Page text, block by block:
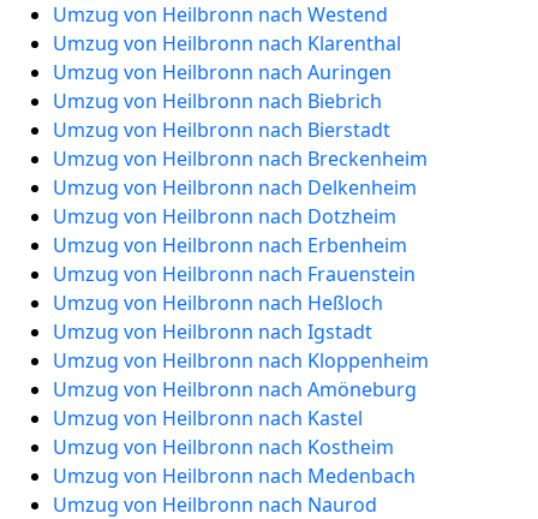
Umzug von Heilbronn nach Westend
Umzug von Heilbronn nach Klarenthal
Umzug von Heilbronn nach Auringen
Umzug von Heilbronn nach Biebrich
Umzug von Heilbronn nach Bierstadt
Umzug von Heilbronn nach Breckenheim
Umzug von Heilbronn nach Delkenheim
Umzug von Heilbronn nach Dotzheim
Umzug von Heilbronn nach Erbenheim
Umzug von Heilbronn nach Frauenstein
Umzug von Heilbronn nach Heßloch
Umzug von Heilbronn nach Igstadt
Umzug von Heilbronn nach Kloppenheim
Umzug von Heilbronn nach Amöneburg
Umzug von Heilbronn nach Kastel
Umzug von Heilbronn nach Kostheim
Umzug von Heilbronn nach Medenbach
Umzug von Heilbronn nach Naurod